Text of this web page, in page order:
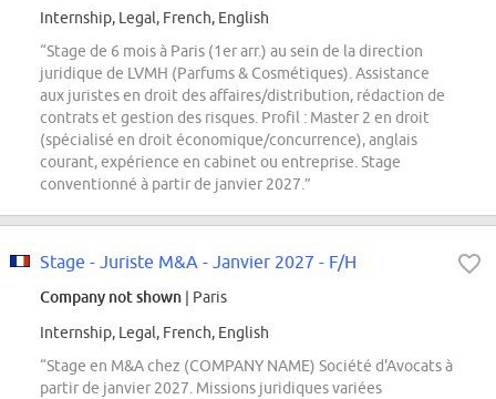
Internship, Legal, French, English
“Stage de 6 mois à Paris (1er arr.) au sein de la direction
juridique de LVMH (Parfums & Cosmétiques). Assistance
aux juristes en droit des affaires/distribution, rédaction de
contrats et gestion des risques. Profil : Master 2 en droit
(spécialisé en droit économique/concurrence), anglais
courant, expérience en cabinet ou entreprise. Stage
conventionné à partir de janvier 2027.”
Stage - Juriste M&A - Janvier 2027 - F/H
Company not shown | Paris
Internship, Legal, French, English
“Stage en M&A chez (COMPANY NAME) Société d'Avocats à
partir de janvier 2027. Missions juridiques variées